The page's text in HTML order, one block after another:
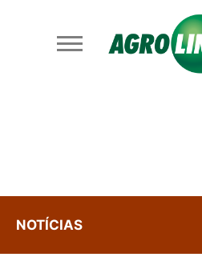
NOTÍCIAS